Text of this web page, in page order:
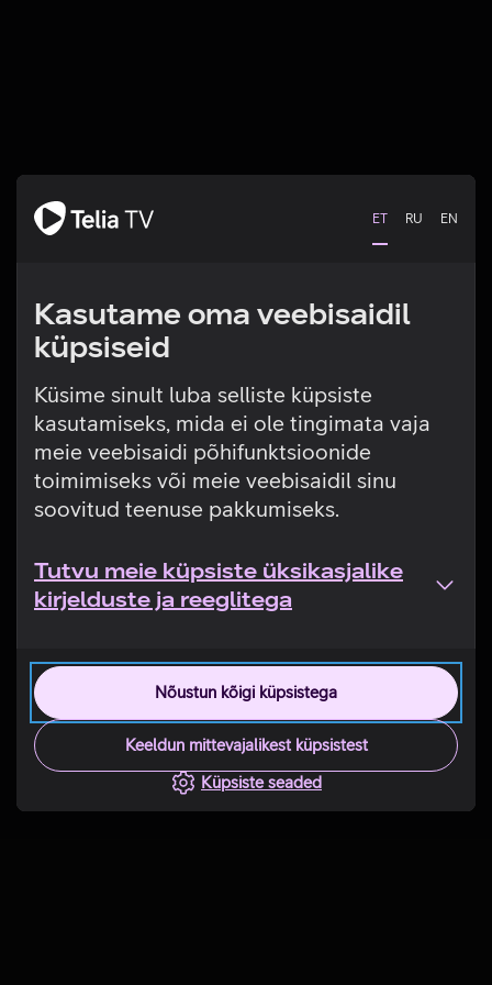
ET RU EN
Kasutame oma veebisaidil
küpsiseid
Küsime sinult luba selliste küpsiste
kasutamiseks, mida ei ole tingimata vaja
meie veebisaidi põhifunktsioonide
toimimiseks või meie veebisaidil sinu
soovitud teenuse pakkumiseks.
Tutvu meie küpsiste üksikasjalike
kirjelduste ja reeglitega
Nõustun kõigi küpsistega
Keeldun mittevajalikest küpsistest
Küpsiste seaded
Tehniline viga